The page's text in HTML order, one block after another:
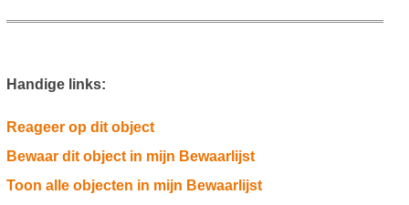
Handige links:
Reageer op dit object
Bewaar dit object in mijn Bewaarlijst
Toon alle objecten in mijn Bewaarlijst